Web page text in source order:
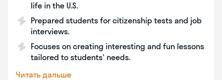
life in the U.S.
Prepared students for citizenship tests and job
interviews.
Focuses on creating interesting and fun lessons
tailored to students' needs.
Читать дальше